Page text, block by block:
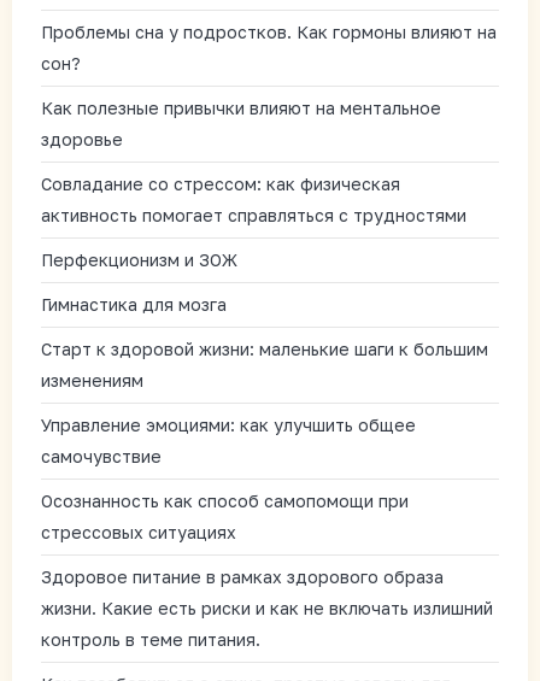
Проблемы сна у подростков. Как гормоны влияют на
сон?
Как полезные привычки влияют на ментальное
здоровье
Совладание со стрессом: как физическая
активность помогает справляться с трудностями
Перфекционизм и ЗОЖ
Гимнастика для мозга
Старт к здоровой жизни: маленькие шаги к большим
изменениям
Управление эмоциями: как улучшить общее
самочувствие
Осознанность как способ самопомощи при
стрессовых ситуациях
Здоровое питание в рамках здорового образа
жизни. Какие есть риски и как не включать излишний
контроль в теме питания.